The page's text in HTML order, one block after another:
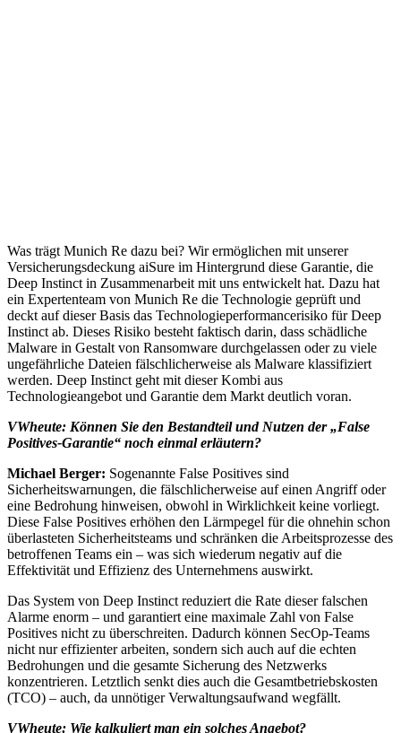
Was trägt Munich Re dazu bei? Wir ermöglichen mit unserer
Versicherungsdeckung aiSure im Hintergrund diese Garantie, die
Deep Instinct in Zusammenarbeit mit uns entwickelt hat. Dazu hat
ein Expertenteam von Munich Re die Technologie geprüft und
deckt auf dieser Basis das Technologieperformancerisiko für Deep
Instinct ab. Dieses Risiko besteht faktisch darin, dass schädliche
Malware in Gestalt von Ransomware durchgelassen oder zu viele
ungefährliche Dateien fälschlicherweise als Malware klassifiziert
werden. Deep Instinct geht mit dieser Kombi aus
Technologieangebot und Garantie dem Markt deutlich voran.
VWheute: Können Sie den Bestandteil und Nutzen der „False
Positives-Garantie“ noch einmal erläutern?
Michael Berger: Sogenannte False Positives sind
Sicherheitswarnungen, die fälschlicherweise auf einen Angriff oder
eine Bedrohung hinweisen, obwohl in Wirklichkeit keine vorliegt.
Diese False Positives erhöhen den Lärmpegel für die ohnehin schon
überlasteten Sicherheitsteams und schränken die Arbeitsprozesse des
betroffenen Teams ein – was sich wiederum negativ auf die
Effektivität und Effizienz des Unternehmens auswirkt.
Das System von Deep Instinct reduziert die Rate dieser falschen
Alarme enorm – und garantiert eine maximale Zahl von False
Positives nicht zu überschreiten. Dadurch können SecOp-Teams
nicht nur effizienter arbeiten, sondern sich auch auf die echten
Bedrohungen und die gesamte Sicherung des Netzwerks
konzentrieren. Letztlich senkt dies auch die Gesamtbetriebskosten
(TCO) – auch, da unnötiger Verwaltungsaufwand wegfällt.
VWheute: Wie kalkuliert man ein solches Angebot?